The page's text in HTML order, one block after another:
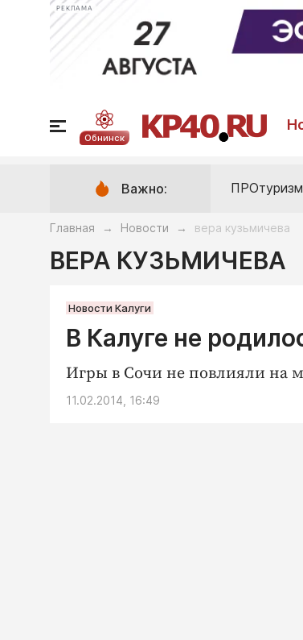
РЕКЛАМА
Обнинск
Важно: ПРОтуризм
Главная → Новости → вера кузьмичева
ВЕРА КУЗЬМИЧЕВА
Новости Калуги
В Калуге не
Игры в Сочи не повлияли на
11.02.2014, 16:49